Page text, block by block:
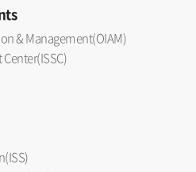
& Management(OIAM)